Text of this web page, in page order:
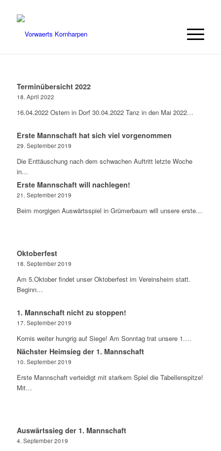
Terminübersicht 2022
18. April 2022
16.04.2022 Ostern in Dorf 30.04.2022 Tanz in den Mai 2022…
Erste Mannschaft hat sich viel vorgenommen
29. September 2019
Die Enttäuschung nach dem schwachen Auftritt letzte Woche
in…
Erste Mannschaft will nachlegen!
21. September 2019
Beim morgigen Auswärtsspiel in Grümerbaum will unsere erste…
Oktoberfest
18. September 2019
Am 5.Oktober findet unser Oktoberfest im Vereinsheim statt.
Beginn…
1. Mannschaft nicht zu stoppen!
17. September 2019
Kornis weiter hungrig auf Siege! Am Sonntag trat unsere 1.…
Nächster Heimsieg der 1. Mannschaft
10. September 2019
Erste Mannschaft verteidigt mit starkem Spiel die Tabellenspitze!
Mit…
Auswärtssieg der 1. Mannschaft
4. September 2019